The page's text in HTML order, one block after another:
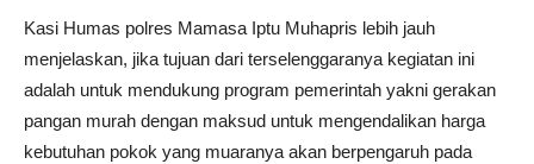
Kasi Humas polres Mamasa Iptu Muhapris lebih jauh
menjelaskan, jika tujuan dari terselenggaranya kegiatan ini
adalah untuk mendukung program pemerintah yakni gerakan
pangan murah dengan maksud untuk mengendalikan harga
kebutuhan pokok yang muaranya akan berpengaruh pada